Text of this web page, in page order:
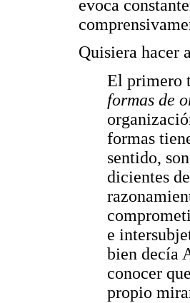
evoca
Quisiera hacer
El primero
formas de
formas
sentido,
dicientes
e
bien decía
conocer
propio